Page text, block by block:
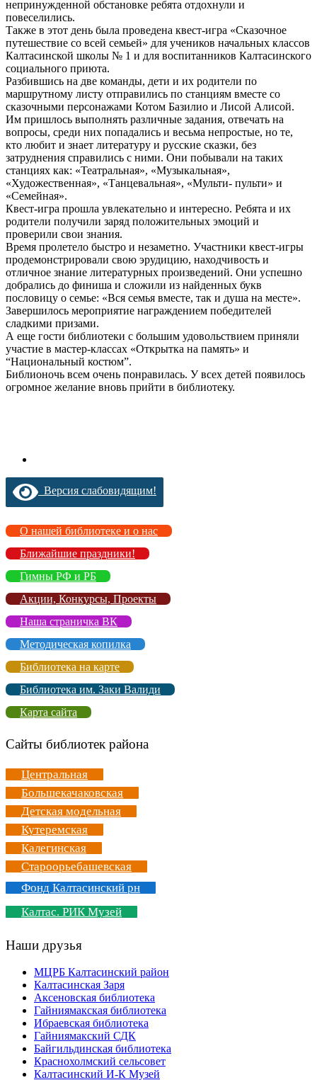
непринужденной обстановке ребята отдохнули и
повеселились.
Также в этот день была проведена квест-игра «Сказочное
путешествие со всей семьей» для учеников начальных классов
Калтасинской школы № 1 и для воспитанников Калтасинского
социального приюта.
Разбившись на две команды, дети и их родители по
маршрутному листу отправились по станциям вместе со
сказочными персонажами Котом Базилио и Лисой Алисой.
Им пришлось выполнять различные задания, отвечать на
вопросы, среди них попадались и весьма непростые, но те,
кто любит и знает литературу и русские сказки, без
затруднения справились с ними. Они побывали на таких
станциях как: «Театральная», «Музыкальная»,
«Художественная», «Танцевальная», «Мульти- пульти» и
«Семейная».
Квест-игра прошла увлекательно и интересно. Ребята и их
родители получили заряд положительных эмоций и
проверили свои знания.
Время пролетело быстро и незаметно. Участники квест-игры
продемонстрировали свою эрудицию, находчивость и
отличное знание литературных произведений. Они успешно
добрались до финиша и сложили из найденных букв
пословицу о семье: «Вся семья вместе, так и душа на месте».
Завершилось мероприятие награждением победителей
сладкими призами.
А еще гости библиотеки с большим удовольствием приняли
участие в мастер-классах «Открытка на память» и
“Национальный костюм”.
Библионочь всем очень понравилась. У всех детей появилось
огромное желание вновь прийти в библиотеку.
Версия слабовидящим!
О нашей библиотеке и о нас
Ближайшие праздники!
Гимны РФ и РБ
Акции, Конкурсы, Проекты
Наша страничка ВК
Методическая копилка
Библиотека на карте
Библиотека им. Заки Валиди
Карта сайта
Сайты библиотек района
Центральная
Большекачаковская
Детская модельная
Кутеремская
Калегинская
Староорьебашевская
Фонд Калтасинский рн
Калтас. РИК Музей
Наши друзья
МЦРБ Калтасинский район
Калтасинская Заря
Аксеновская библиотека
Гайниямакская библиотека
Ибраевская библиотека
Гайниямакский СДК
Байгильдинская библиотека
Краснохолмский сельсовет
Калтасинский И-К Музей